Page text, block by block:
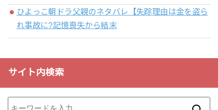
ひよっこ朝ドラ父親のネタバレ【失踪理由は金を盗ら
れ事故に?記憶喪失から結末
サイト内検索